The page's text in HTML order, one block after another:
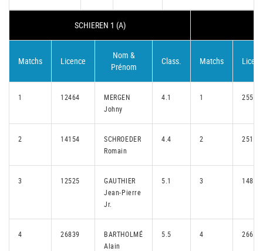
SCHIEREN 1 (A)
Matchs Licence
Nom &
Prénom
Class. Matchs
1 12464
MERGEN
Johny
4.1 1 25548
2 14154
SCHROEDER
Romain
4.4 2 25157
3 12525
GAUTHIER
Jean-Pierre
Jr.
5.1 3 14807
4 26839
BARTHOLMÉ
Alain
5.5 4 26675